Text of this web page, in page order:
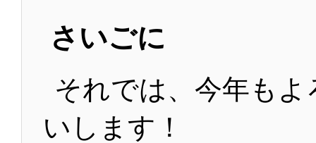
さいごに
それでは、今年も
いします！